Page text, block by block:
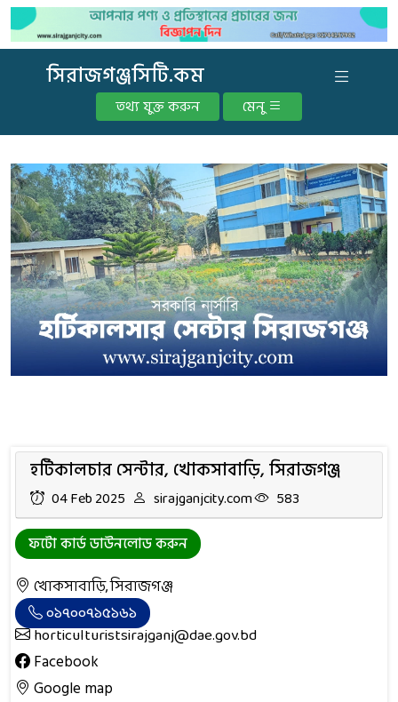
সিরাজগঞ্জসিটি.কম
তথ্য যুক্ত করুন মেনু
হর্টিকালচার সেন্টার, খোকসাবাড়ি, সিরাজগঞ্জ
04 Feb 2025 sirajganjcity.com 583
ফটো কার্ড ডাউনলোড করুন
খোকসাবাড়ি, সিরাজগঞ্জ
০১৭০০৭১৫১৬১
horticulturistsirajganj@dae.gov.bd
Facebook
Google map